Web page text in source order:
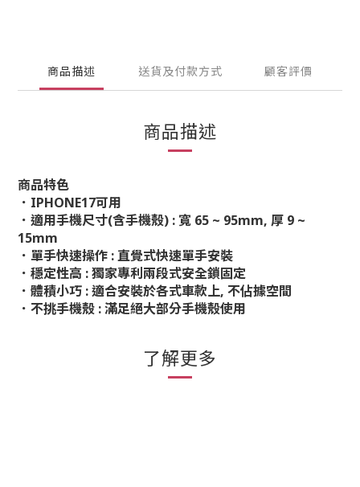
商品描述 送貨及付款方式 顧客評價
商品描述
商品特色
．IPHONE17可用
．適用手機尺寸(含手機殼) : 寬 65 ~ 95mm, 厚 9 ~
15mm
．單手快速操作 : 直覺式快速單手安裝
．穩定性高 : 獨家專利兩段式安全鎖固定
．體積小巧 : 適合安裝於各式車款上, 不佔據空間
．不挑手機殼 : 滿足絕大部分手機殼使用
了解更多